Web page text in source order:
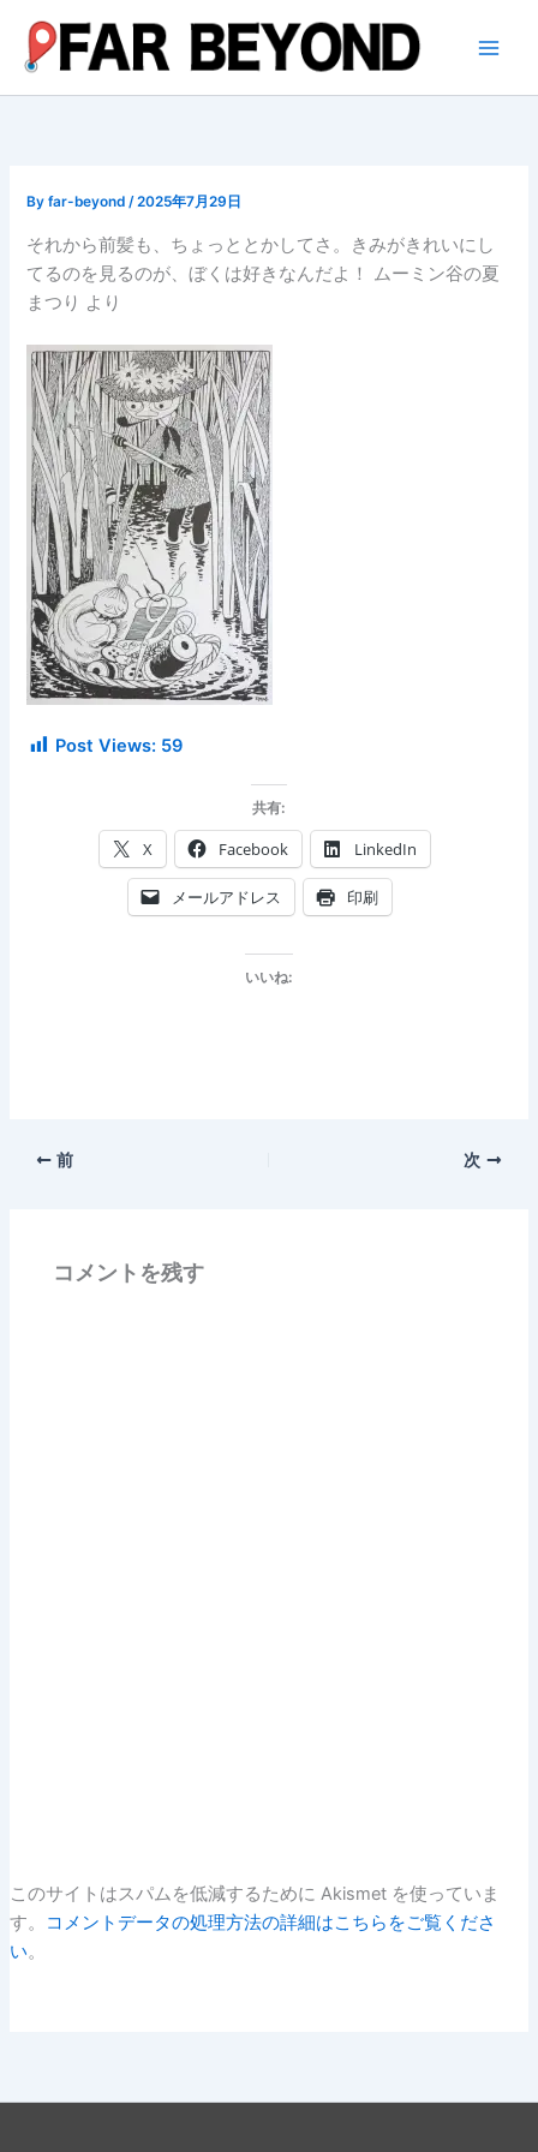
ス
Byfar-beyond/2025年7月29日
それから前髪も、ちょっととかしてさ。きみがきれいにし
てるのを見るのが、ぼくは好きなんだよ！ ムーミン谷の夏
まつり より
Post Views: 59
共有:
X Facebook LinkedIn
メールアドレス 印刷
いいね:
前 次
コメントを残す
このサイトはスパムを低減するために Akismet を使っていま
す。
コメントデータの処理方法の詳細はこちらをご覧くださ
い。